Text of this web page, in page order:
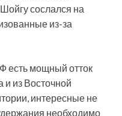
сослался на
из-за
есть мощный отток
и из Восточной
интересные не
необходимо